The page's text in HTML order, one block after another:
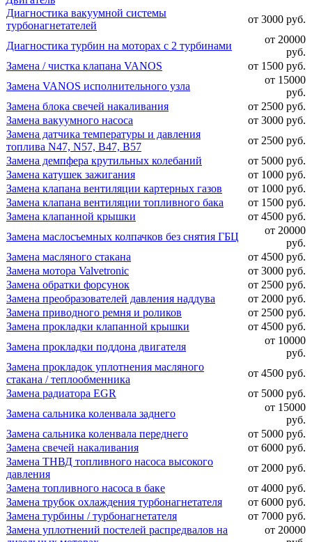
Диагностика вакуумной системы
турбонагнетателей
от 3000 руб.
Диагностика турбин на моторах с 2 турбинами
от 20000
руб.
Замена / чистка клапана VANOS
от 1500 руб.
Замена VANOS исполнительного узла
от 15000
руб.
Замена блока свечей накаливания
от 2500 руб.
Замена вакуумного насоса
от 3000 руб.
Замена датчика температуры и давления
топлива N47, N57, B47, B57
от 2500 руб.
Замена демпфера крутильных колебаний
от 5000 руб.
Замена катушек зажигания
от 1000 руб.
Замена клапана вентиляции картерных газов
от 1000 руб.
Замена клапана вентиляции топливного бака
от 1500 руб.
Замена клапанной крышки
от 4500 руб.
Замена маслосъемных колпачков без снятия ГБЦ
от 20000
руб.
Замена масляного стакана
от 4500 руб.
Замена мотора Valvetronic
от 3000 руб.
Замена обратки форсунок
от 2500 руб.
Замена преобразователей давления наддува
от 2000 руб.
Замена приводного ремня и роликов
от 2500 руб.
Замена прокладки клапанной крышки
от 4500 руб.
Замена прокладки поддона двигателя
от 10000
руб.
Замена прокладок уплотнения масляного
стакана / теплообменника
от 4500 руб.
Замена радиатора EGR
от 5000 руб.
Замена сальника коленвала заднего
от 15000
руб.
Замена сальника коленвала переднего
от 5000 руб.
Замена свечей накаливания
от 6000 руб.
Замена ТНВД топливного насоса высокого
давления
от 2000 руб.
Замена топливного насоса в баке
от 4000 руб.
Замена трубок охлаждения турбонагнетателя
от 6000 руб.
Замена турбины / турбонагнетателя
от 7000 руб.
Замена уплотнений постелей распредвалов на
от 20000